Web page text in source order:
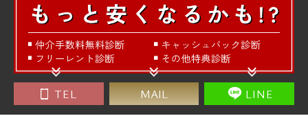
TEL MAIL LINE